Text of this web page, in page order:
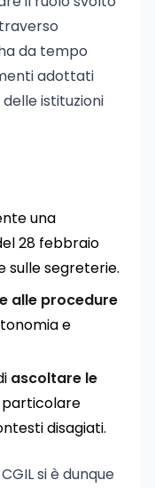
da tempo
adottati
istituzioni
una
28 febbraio
sulle segreterie.
alle procedure
e
ascoltare le
particolare
disagiati.
si è dunque